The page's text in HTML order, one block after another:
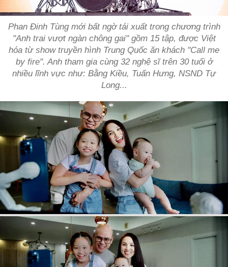
Phan Đinh Tùng mới bất ngờ tái xuất trong chương trình
"Anh trai vượt ngàn chông gai" gồm 15 tập, được Việt
hóa từ show truyền hình Trung Quốc ăn khách "Call me
by fire". Anh tham gia cùng 32 nghệ sĩ trên 30 tuổi ở
nhiều lĩnh vực như: Bằng Kiều, Tuấn Hưng, NSND Tự
Long...